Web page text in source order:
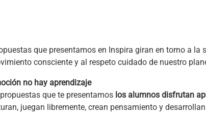
que presentamos en Inspira giran en torno a la
consciente y al respeto cuidado de nuestro
no hay aprendizaje
que te presentamos los alumnos disfrutan
juegan libremente, crean pensamiento y